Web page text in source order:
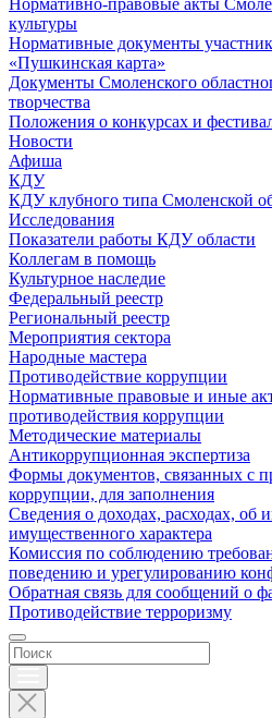
Нормативно-правовые акты
культуры
Нормативные документы
«Пушкинская карта»
Документы Смоленского
творчества
Положения о конкурсах и
Новости
Афиша
КДУ
КДУ клубного типа Смоленской
Исследования
Показатели работы КДУ области
Коллегам в помощь
Культурное наследие
Федеральный реестр
Региональный реестр
Мероприятия сектора
Народные мастера
Противодействие коррупции
Нормативные правовые и иные
противодействия коррупции
Методические материалы
Антикоррупционная экспертиза
Формы документов, связанных с
коррупции, для заполнения
Сведения о доходах, расходах, об
имущественного характера
Комиссия по соблюдению
поведению и урегулированию
Обратная связь для сообщений о
Противодействие терроризму